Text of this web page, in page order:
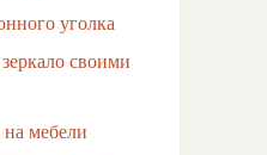
уголка
своими
мебели